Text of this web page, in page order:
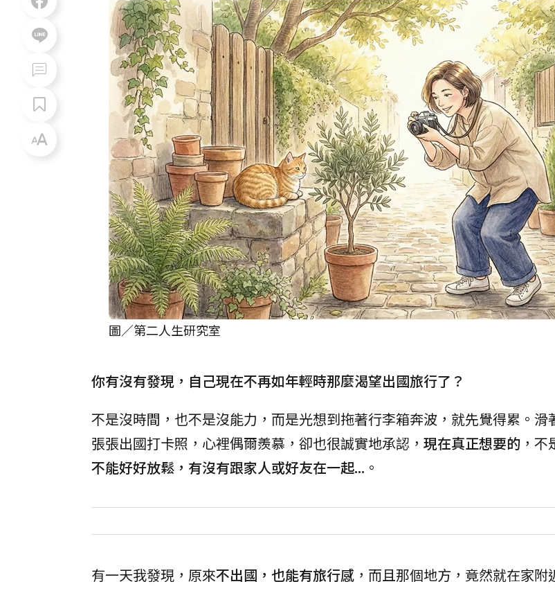
圖／第二人生研究室
你有沒有發現，自己現在不再如年輕時那麼渴望出國旅行了？
不是沒時間，也不是沒能力，而是光想到拖著行李箱奔波，就先覺得累。滑
張張出國打卡照，心裡偶爾羨慕，卻也很誠實地承認， 現在真正想要的 ，
不能好好放鬆，有沒有跟家人或好友在一起... 。
有一天我發現，原來不出國，也能有旅行感 ，而且那個地方，竟然就在家附